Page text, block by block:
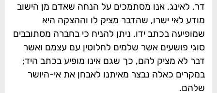
דר. לאינג. אנו מסתמכים על הנחה שאדם מן הישוב
מודע לאי ישרו, שהדבר מציק לו וההצקה היא
שמופיעה בכתב ידו. ניתן להניח כי בחברה מסתובבים
סוגי פושעים אשר שלמים לחלוטין עם עצמם ואשר
דבר לא מציק להם, כך שגם אינו מופיע בכתב היד;
במקרים כאלה נבצר מאיתנו לאבחן את אי-היושר
שלהם.